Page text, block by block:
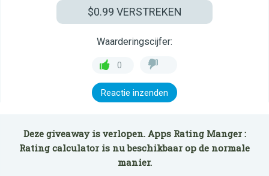
$0.99 VERSTREKEN
Waarderingscijfer:
0
Reactie inzenden
Deze giveaway is verlopen. Apps Rating Manger :
Rating calculator is nu beschikbaar op de normale
manier.